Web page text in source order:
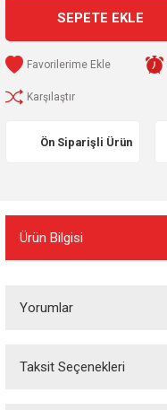
SEPETE EKLE
Karşılaştır
Ön Siparişli Ürün
Ürün Bilgisi
Yorumlar
Taksit Seçenekleri